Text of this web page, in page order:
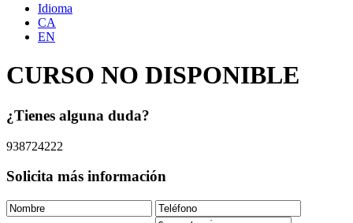
Idioma
CA
EN
CURSO NO DISPONIBLE
¿Tienes alguna duda?
938724222
Solicita más información